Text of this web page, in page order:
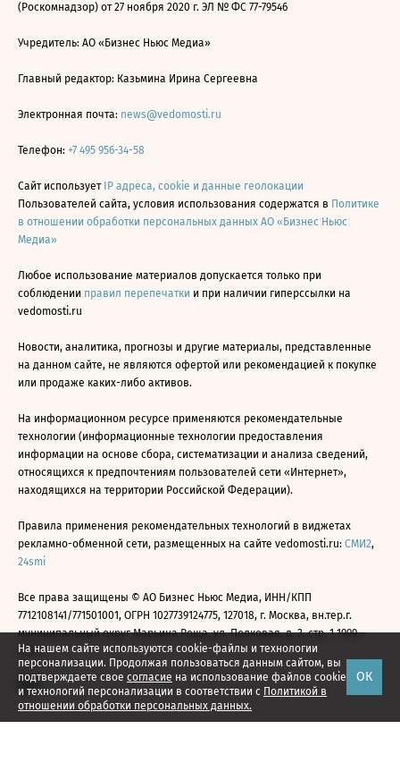
На нашем сайте используются cookie-файлы и технологии
персонализации. Продолжая пользоваться данным сайтом, вы
подтверждаете свое согласие на использование файлов cookie
и технологий персонализации в соответствии с Политикой в
отношении обработки персональных данных.
ОК
(Роскомнадзор) от 27 ноября 2020 г. ЭЛ № ФС 77-79546
Учредитель: АО «Бизнес Ньюс Медиа»
Главный редактор: Казьмина Ирина Сергеевна
Электронная почта: news@vedomosti.ru
Телефон: +7 495 956-34-58
Сайт использует IP адреса, cookie и данные геолокации
Пользователей сайта, условия использования содержатся в Политике
в отношении обработки персональных данных АО «Бизнес Ньюс
Медиа»
Любое использование материалов допускается только при
соблюдении правил перепечатки и при наличии гиперссылки на
vedomosti.ru
Новости, аналитика, прогнозы и другие материалы, представленные
на данном сайте, не являются офертой или рекомендацией к покупке
или продаже каких-либо активов.
На информационном ресурсе применяются рекомендательные
технологии (информационные технологии предоставления
информации на основе сбора, систематизации и анализа сведений,
относящихся к предпочтениям пользователей сети «Интернет»,
находящихся на территории Российской Федерации).
Правила применения рекомендательных технологий в виджетах
рекламно-обменной сети, размещенных на сайте vedomosti.ru: СМИ2,
24smi
Все права защищены © АО Бизнес Ньюс Медиа, ИНН/КПП
7712108141/771501001, ОГРН 1027739124775, 127018, г. Москва, вн.тер.г.
муниципальный округ Марьина Роща, ул. Полковая, д. 3, стр. 1 1999—
2026